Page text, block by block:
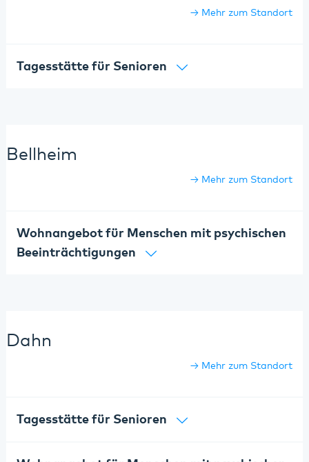
Mehr zum Standort
Tagesstätte für Senioren
Bellheim
Mehr zum Standort
Wohnangebot für Menschen mit psychischen
Beeinträchtigungen
Dahn
Mehr zum Standort
Tagesstätte für Senioren